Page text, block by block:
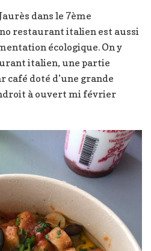
Lyon
7
dans le 7ème
restaurant italien est aussi
écologique. On y
italien, une partie
café doté d’une grande
à ouvert mi février